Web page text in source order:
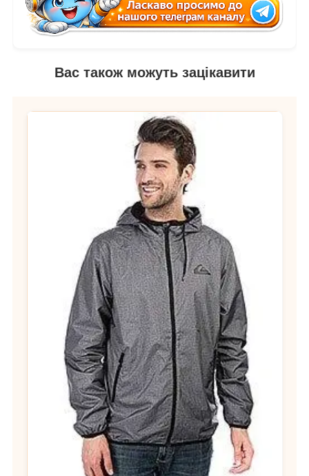
Вас також можуть зацікавити